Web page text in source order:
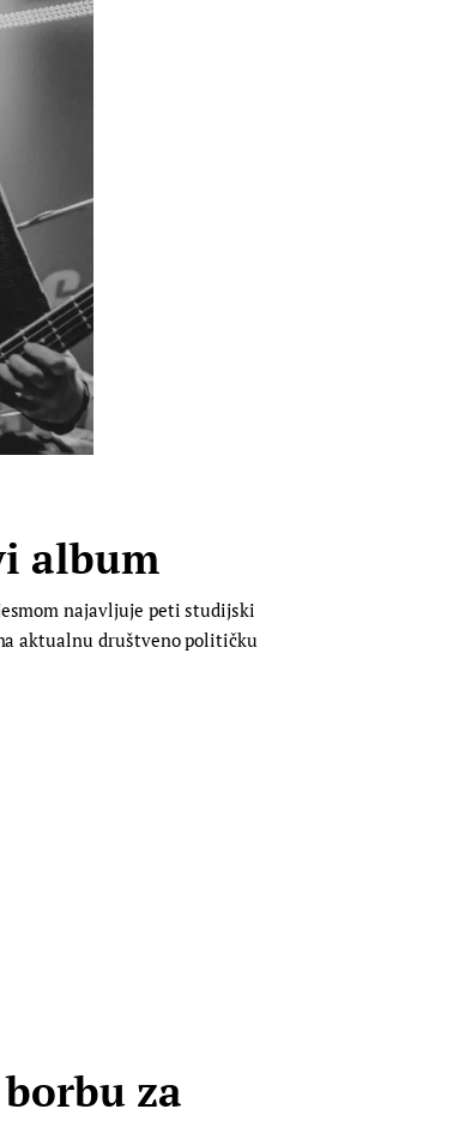
album
najavljuje peti studijski
aktualnu društveno političku
za